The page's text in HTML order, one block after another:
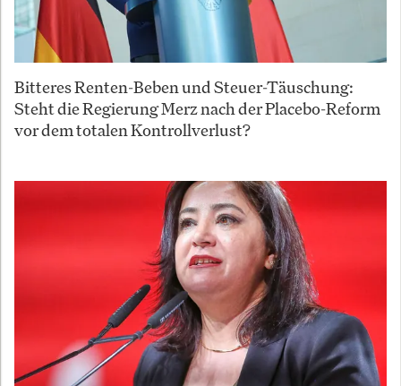
Bitteres Renten-Beben und Steuer-Täuschung:
Steht die Regierung Merz nach der Placebo-Reform
vor dem totalen Kontrollverlust?